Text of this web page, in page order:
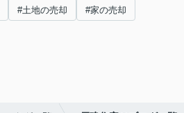
#土地の売却 #家の売却